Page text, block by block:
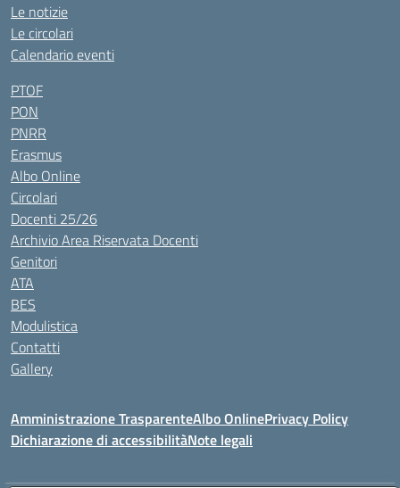
Le notizie
Le circolari
Calendario eventi
PTOF
PON
PNRR
Erasmus
Albo Online
Circolari
Docenti 25/26
Archivio Area Riservata Docenti
Genitori
ATA
BES
Modulistica
Contatti
Gallery
Amministrazione TrasparenteAlbo OnlinePrivacy Policy
Dichiarazione di accessibilitàNote legali